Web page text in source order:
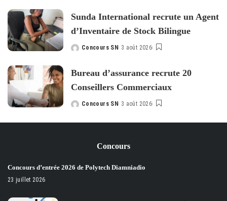
Sunda International recrute un Agent
d’Inventaire de Stock Bilingue
Posted
Concours SN 3 août 2026
Bureau d’assurance recrute 20
Conseillers Commerciaux
Posted
Concours SN 3 août 2026
Concours
Concours d’entrée 2026 de Polytech Diamniadio
23 juillet 2026